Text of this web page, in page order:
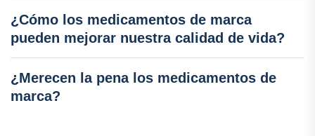
¿Cómo los medicamentos de marca
pueden mejorar nuestra calidad de vida?
¿Merecen la pena los medicamentos de
marca?